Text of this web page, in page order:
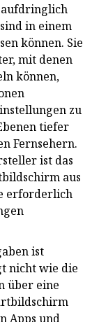
in einem
können. Sie
mit denen
können,
zu
tiefer
Fernsehern.
ist das
aus
erforderlich
ist
nicht wie die
über eine
Apps und